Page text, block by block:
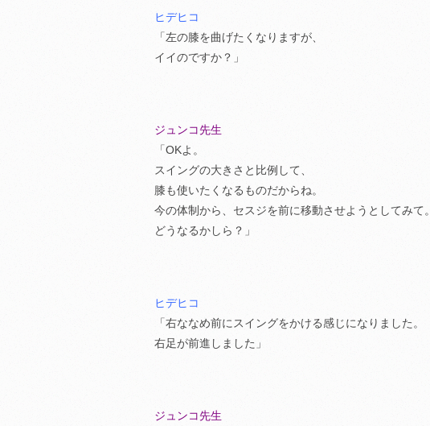
ヒデヒコ
「左の膝を曲げたくなりますが、
イイのですか？」
ジュンコ先生
「OKよ。
スイングの大きさと比例して、
膝も使いたくなるものだからね。
今の体制から、セスジを前に移動させようとしてみて。
どうなるかしら？」
ヒデヒコ
「右ななめ前にスイングをかける感じになりました。
右足が前進しました」
ジュンコ先生